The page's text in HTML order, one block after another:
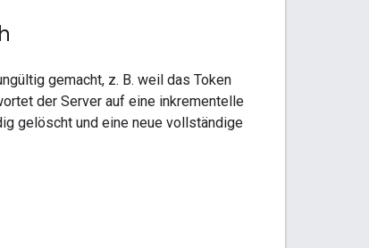
gemacht, z. B. weil das Token
der Server auf eine inkrementelle
gelöscht und eine neue vollständige